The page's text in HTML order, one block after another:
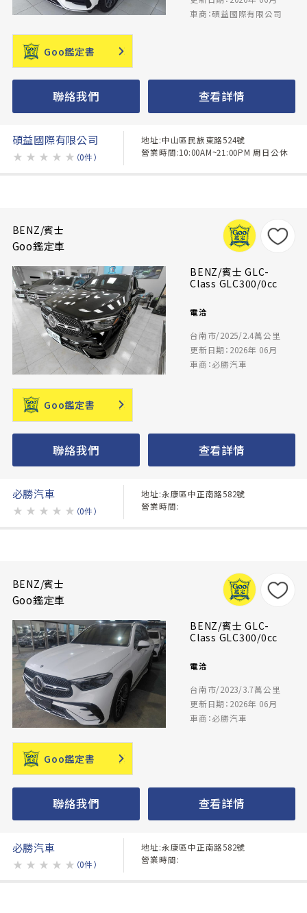
車商：碩益國際有限公司
Goo鑑定書
聯絡我們 查看詳情
碩益國際有限公司
★ ★ ★ ★ ★ （0件）
地址:中山區民族東路524號
營業時間:10:00AM~21:00PM 周日公休
BENZ/賓士
Goo鑑定車
BENZ/賓士 GLC-
Class GLC300/0cc
電洽
台南市/2025/2.4萬公里
更新日期：2026年 06月
車商：必勝汽車
Goo鑑定書
聯絡我們 查看詳情
必勝汽車
★ ★ ★ ★ ★ （0件）
地址:永康區中正南路582號
營業時間:
BENZ/賓士
Goo鑑定車
BENZ/賓士 GLC-
Class GLC300/0cc
電洽
台南市/2023/3.7萬公里
更新日期：2026年 06月
車商：必勝汽車
Goo鑑定書
聯絡我們 查看詳情
必勝汽車
★ ★ ★ ★ ★ （0件）
地址:永康區中正南路582號
營業時間: